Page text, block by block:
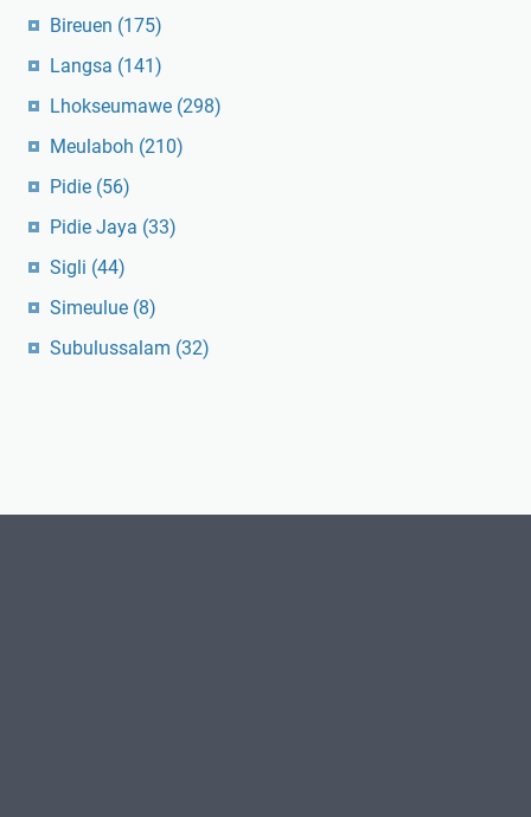
Bireuen (175)
Langsa (141)
Lhokseumawe (298)
Meulaboh (210)
Pidie (56)
Pidie Jaya (33)
Sigli (44)
Simeulue (8)
Subulussalam (32)